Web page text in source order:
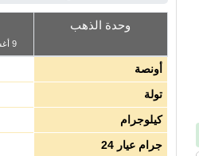
وحدة الذهب
9 أغسطس 2026, 09:47:59
أونصة
تولة
كيلوجرام
جرام عيار 24